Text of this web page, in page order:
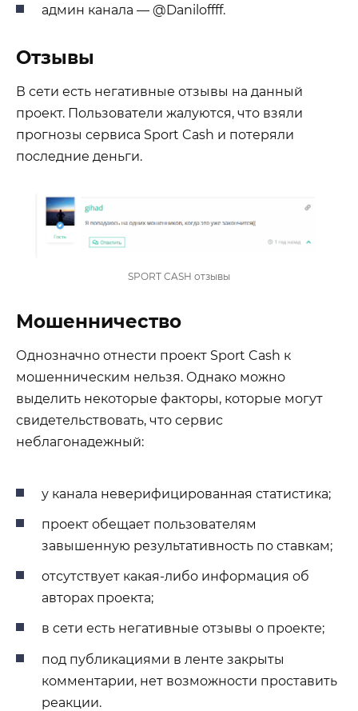
админ канала — @Daniloffff.
Отзывы
В сети есть негативные отзывы на данный
проект. Пользователи жалуются, что взяли
прогнозы сервиса Sport Cash и потеряли
последние деньги.
SPORT CASH отзывы
Мошенничество
Однозначно отнести проект Sport Cash к
мошенническим нельзя. Однако можно
выделить некоторые факторы, которые могут
свидетельствовать, что сервис
неблагонадежный:
у канала неверифицированная статистика;
проект обещает пользователям
завышенную результативность по ставкам;
отсутствует какая-либо информация об
авторах проекта;
в сети есть негативные отзывы о проекте;
под публикациями в ленте закрыты
комментарии, нет возможности проставить
реакции.